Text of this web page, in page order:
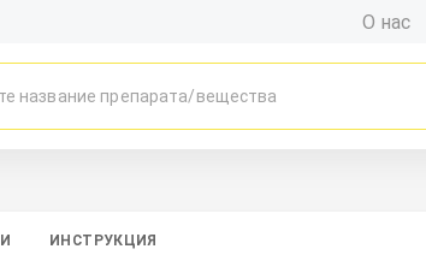
О нас
ИНСТРУКЦИЯ